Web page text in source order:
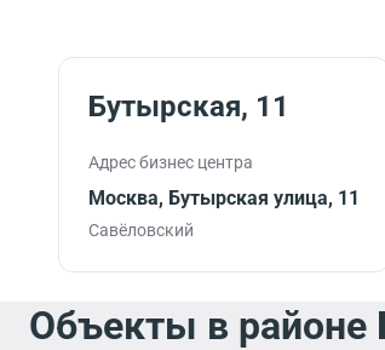
Бутырская, 11
Адрес бизнес центра
Москва, Бутырская улица, 11
Савёловский
Объекты в районе